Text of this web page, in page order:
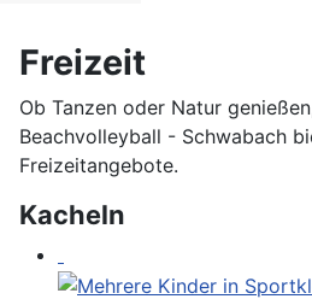
Freizeit
Ob Tanzen oder Natur
Beachvolleyball - Schwabach
Freizeitangebote.
Kacheln